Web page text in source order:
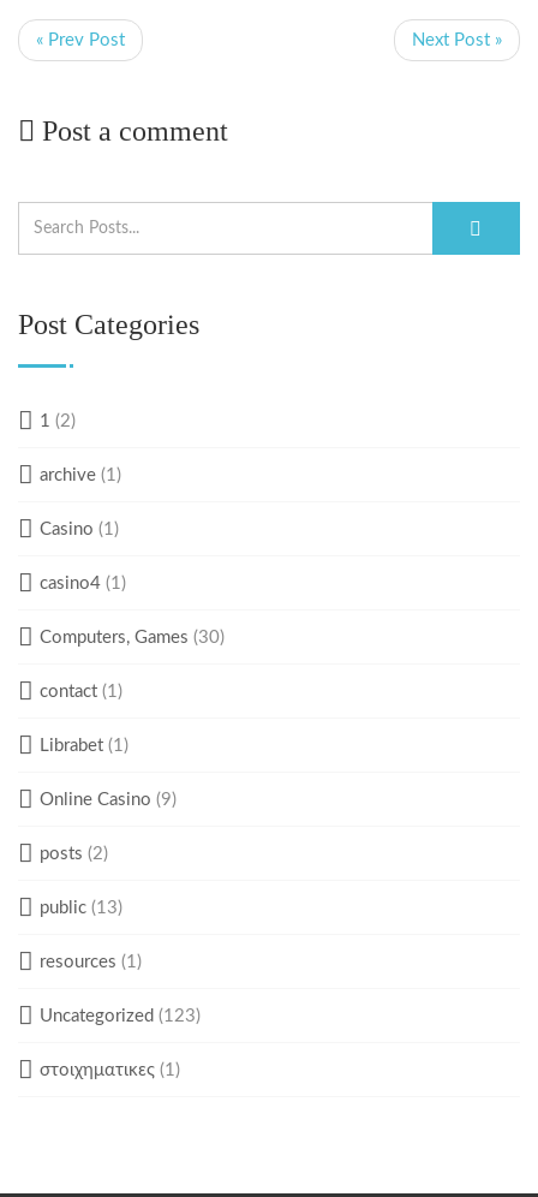
« Prev Post Next Post »
Post a comment
Post Categories
1 (2)
archive (1)
Casino (1)
casino4 (1)
Computers, Games (30)
contact (1)
Librabet (1)
Online Casino (9)
posts (2)
public (13)
resources (1)
Uncategorized (123)
στοιχηματικες (1)